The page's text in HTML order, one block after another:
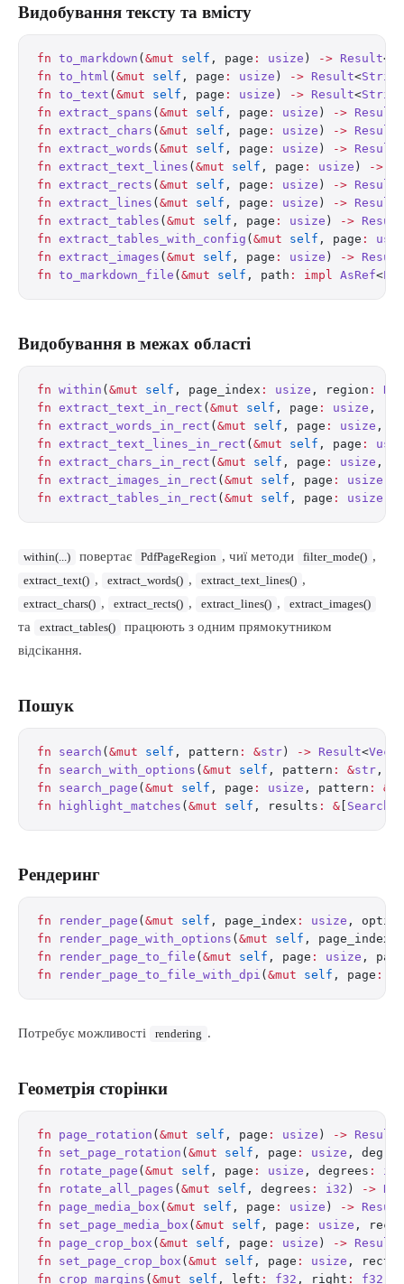
Видобування тексту та вмісту
fn to_markdown ( &mut self , page : usize ) -> Result<
fn to_html ( &mut self , page : usize ) -> Result<String
fn to_text ( &mut self , page : usize ) -> Result<String
fn extract_spans ( &mut self , page : usize ) -> Result
fn extract_chars ( &mut self , page : usize ) -> Result
fn extract_words ( &mut self , page : usize ) -> Result
fn extract_text_lines ( &mut self , page : usize ) ->
fn extract_rects ( &mut self , page : usize ) -> Result
fn extract_lines ( &mut self , page : usize ) -> Result
fn extract_tables ( &mut self , page : usize ) -> Result
fn extract_tables_with_config ( &mut self , page :
fn extract_images ( &mut self , page : usize ) -> Result
fn to_markdown_file ( &mut self , path : impl AsRef<
Видобування в межах області
fn within ( &mut self , page_index : usize , region :
fn extract_text_in_rect ( &mut self , page : usize ,
fn extract_words_in_rect ( &mut self , page : usize ,
fn extract_text_lines_in_rect ( &mut self , page :
fn extract_chars_in_rect ( &mut self , page : usize ,
fn extract_images_in_rect ( &mut self , page : usize
fn extract_tables_in_rect ( &mut self , page : usize
within(...) повертає PdfPageRegion , чиї методи filter_mode() ,
extract_text() , extract_words() , extract_text_lines() ,
extract_chars() , extract_rects() , extract_lines() , extract_images()
та extract_tables()
працюють з одним прямокутником
відсікання.
Пошук
fn search ( &mut self , pattern : &str ) -> Result<Vec
fn search_with_options ( &mut self , pattern : &str ,
fn search_page ( &mut self , page : usize , pattern : &
fn highlight_matches ( &mut self , results : &
Рендеринг
fn render_page ( &mut self , page_index : usize ,
fn render_page_with_options ( &mut self , page_index
fn render_page_to_file ( &mut self , page : usize , path
fn render_page_to_file_with_dpi ( &mut self , page :
Потребує можливості rendering .
Геометрія сторінки
fn page_rotation ( &mut self , page : usize ) -> Result
fn set_page_rotation ( &mut self , page : usize ,
fn rotate_page ( &mut self , page : usize , degrees :
i32
fn rotate_all_pages ( &mut self , degrees : i32 ) ->
fn page_media_box ( &mut self , page : usize ) -> Result
fn set_page_media_box ( &mut self , page : usize , rect
fn page_crop_box ( &mut self , page : usize ) -> Result
fn set_page_crop_box ( &mut self , page : usize , rect
fn crop_margins ( &mut self , left : f32 , right : f32